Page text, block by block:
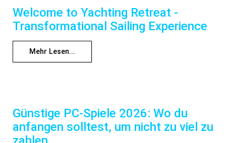
Welcome to Yachting Retreat -
Transformational Sailing Experience
Mehr Lesen...
Günstige PC-Spiele 2026: Wo du
anfangen solltest, um nicht zu viel zu